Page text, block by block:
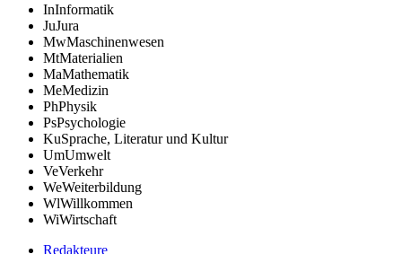
InInformatik
JuJura
MwMaschinenwesen
MtMaterialien
MaMathematik
MeMedizin
PhPhysik
PsPsychologie
KuSprache, Literatur und Kultur
UmUmwelt
VeVerkehr
WeWeiterbildung
WlWillkommen
WiWirtschaft
Redakteure